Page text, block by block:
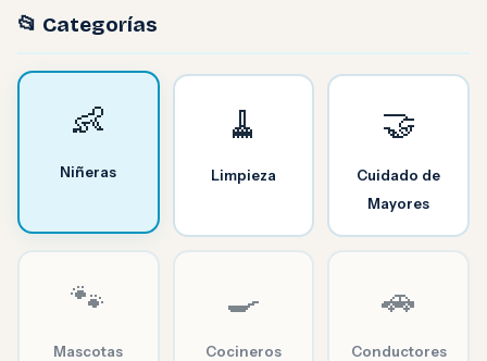
📂 Categorías
👶
Niñeras
🧹
Limpieza
🤝
Cuidado de
Mayores
🐾
Mascotas
🍳
Cocineros
🚗
Conductores